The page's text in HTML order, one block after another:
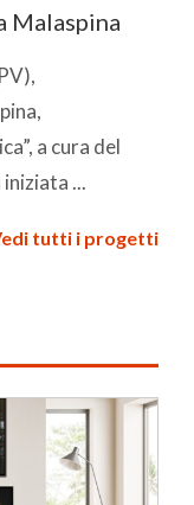
Malaspina
a cura del
...
tutti i progetti